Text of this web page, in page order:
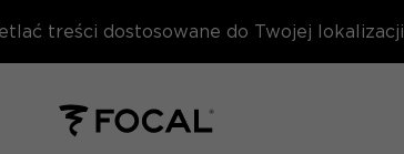
treści dostosowane do Twojej lokalizacji.